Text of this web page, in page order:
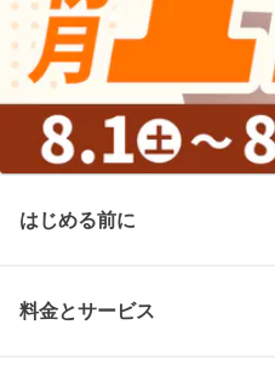
はじめる前に
料金とサービス